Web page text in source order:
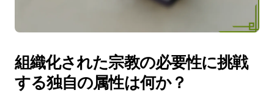
組織化された宗教の必要性に挑戦
する独自の属性は何か？